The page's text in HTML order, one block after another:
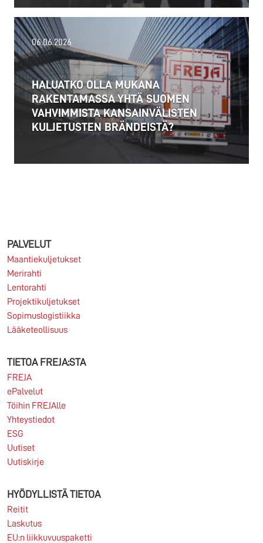
02.07.2026
Alankomaat otti 1.7.2026 käyttöön uuden raskaan
liikenteen etäisyysperusteisen tiemaksun
(Vrachtwagenheffing), joka koskee yli 3,5 tonnin...
Lue lisää
organisaatiota, jossa yhdistyvät matala organisaatio,
06.06.2026
asiakkuuksien kehittämisen ammattilaisia FREJA
Transport & Logistics on yksi...
06.06.2026
HALUATKO OLLA MUKANA
RAKENTAMASSA YHTÄ SUOMEN
VAHVIMMISTA KANSAINVÄLISTEN
KULJETUSTEN BRÄNDEISTÄ?
PALVELUT
Maantiekuljetukset
Merirahti
Lentorahti
Projektikuljetukset
Sopimuslogistiikka
Lääketeollisuus
TIETOA FREJA:STA
FREJA
ePalvelut
Töihin FREJAlle
Yhteystiedot
ESG
Uutiset
Uutiskirje
HYÖDYLLISTÄ TIETOA
Reitit
Laskutus
EU:n liikkuvuuspaketti